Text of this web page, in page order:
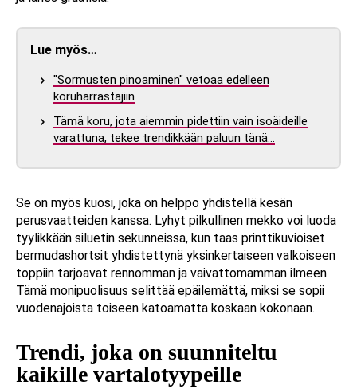
Lue myös…
"Sormusten pinoaminen" vetoaa edelleen
koruharrastajiin
Tämä koru, jota aiemmin pidettiin vain isoäideille
varattuna, tekee trendikkään paluun tänä…
Se on myös kuosi, joka on helppo yhdistellä kesän
perusvaatteiden kanssa. Lyhyt pilkullinen mekko voi luoda
tyylikkään siluetin sekunneissa, kun taas printtikuvioiset
bermudashortsit yhdistettynä yksinkertaiseen valkoiseen
toppiin tarjoavat rennomman ja vaivattomamman ilmeen.
Tämä monipuolisuus selittää epäilemättä, miksi se sopii
vuodenajoista toiseen katoamatta koskaan kokonaan.
Trendi, joka on suunniteltu
kaikille vartalotyypeille